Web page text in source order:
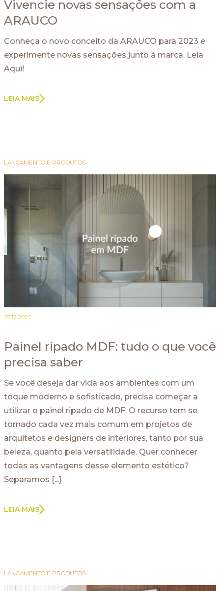
Vivencie novas sensações com a
ARAUCO
Conheça o novo conceito da ARAUCO para 2023 e
experimente novas sensações junto à marca. Leia
Aqui!
LEIA MAIS
LANÇAMENTO E PRODUTOS
27.12.2022
Painel ripado MDF: tudo o que você
precisa saber
Se você deseja dar vida aos ambientes com um
toque moderno e sofisticado, precisa começar a
utilizar o painel ripado de MDF. O recurso tem se
tornado cada vez mais comum em projetos de
arquitetos e designers de interiores, tanto por sua
beleza, quanto pela versatilidade. Quer conhecer
todas as vantagens desse elemento estético?
Separamos [...]
LEIA MAIS
LANÇAMENTO E PRODUTOS